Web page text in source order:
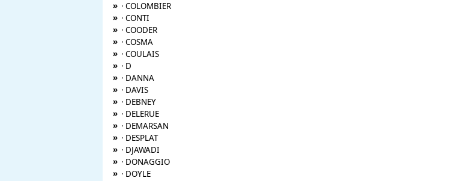
» · COLOMBIER
» · CONTI
» · COODER
» · COSMA
» · COULAIS
» · D
» · DANNA
» · DAVIS
» · DEBNEY
» · DELERUE
» · DEMARSAN
» · DESPLAT
» · DJAWADI
» · DONAGGIO
» · DOYLE